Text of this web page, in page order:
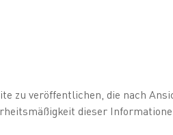
zu veröffentlichen, die nach
dieser